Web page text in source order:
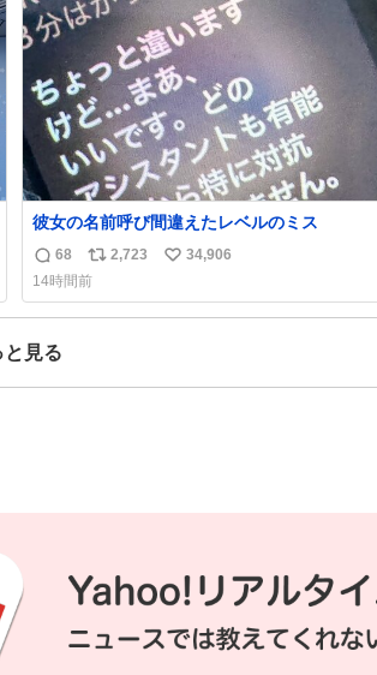
ト
数
彼女の名前呼び間違えたレベルのミス
返
信
数
68
リ
ポ
ス
2,723
い
ね
34,906
14時間前
と見る